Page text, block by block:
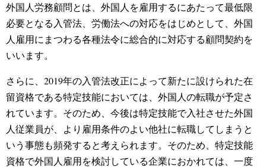
外国人労務顧問とは、外国人を雇用するにあたって最低限
必要となる入管法、労働法への対応をはじめとして、外国
人雇用にまつわる各種法令に総合的に対応する顧問契約を
いいます。
さらに、2019年の入管法改正によって新たに設けられた在
留資格である特定技能においては、外国人の転職が予定さ
れています。そのため、今後は特定技能で入社させた外国
人従業員が、より雇用条件のよい他社に転職してしまうと
いう事態も頻発すると考えられます。そのため、特定技能
資格で外国人雇用を検討している企業におかれては、一度